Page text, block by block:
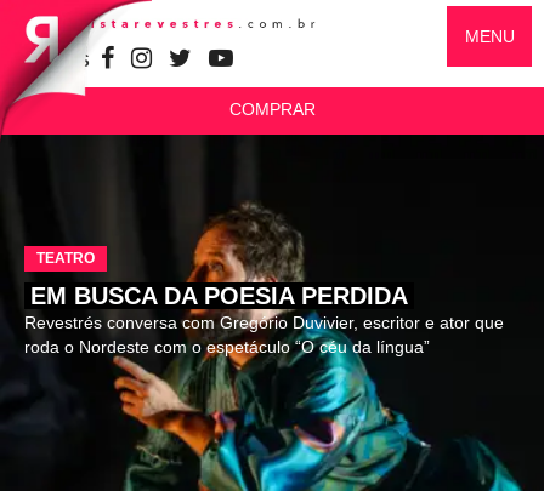
SIGA-NOS
MENU
COMPRAR
TEATRO
EM BUSCA DA POESIA PERDIDA
Revestrés conversa com Gregório Duvivier, escritor e ator que
roda o Nordeste com o espetáculo “O céu da língua”